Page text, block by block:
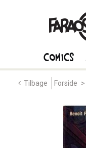
Tilbage Forside >
Comics